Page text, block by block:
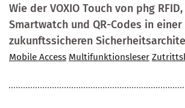
Wie der VOXIO Touch von phg
Smartwatch und QR-Codes in einer
zukunftssicheren
Mobile Access Multifunktionsleser